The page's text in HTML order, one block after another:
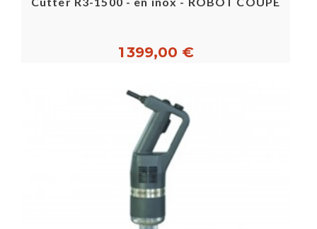
1 399,00 €